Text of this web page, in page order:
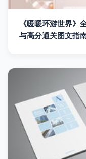
《暖暖环游世界》
与高分通关图文指